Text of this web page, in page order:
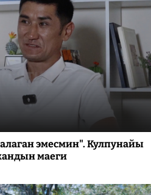
эмесмин". Кулпунайы
маеги